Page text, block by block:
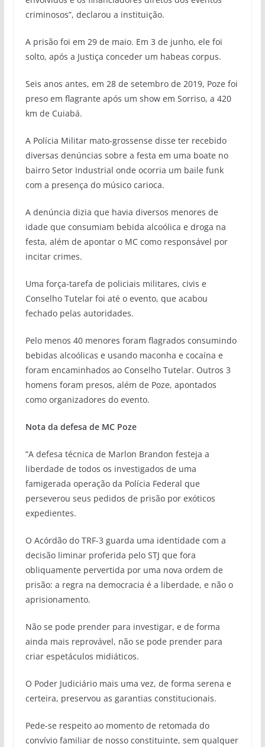
criminosos”, declarou a instituição.
A prisão foi em 29 de maio. Em 3 de junho, ele foi
solto, após a Justiça conceder um habeas corpus.
Seis anos antes, em 28 de setembro de 2019, Poze foi
preso em flagrante após um show em Sorriso, a 420
km de Cuiabá.
A Polícia Militar mato-grossense disse ter recebido
diversas denúncias sobre a festa em uma boate no
bairro Setor Industrial onde ocorria um baile funk
com a presença do músico carioca.
A denúncia dizia que havia diversos menores de
idade que consumiam bebida alcoólica e droga na
festa, além de apontar o MC como responsável por
incitar crimes.
Uma força-tarefa de policiais militares, civis e
Conselho Tutelar foi até o evento, que acabou
fechado pelas autoridades.
Pelo menos 40 menores foram flagrados consumindo
bebidas alcoólicas e usando maconha e cocaína e
foram encaminhados ao Conselho Tutelar. Outros 3
homens foram presos, além de Poze, apontados
como organizadores do evento.
Nota da defesa de MC Poze
“A defesa técnica de Marlon Brandon festeja a
liberdade de todos os investigados de uma
famigerada operação da Polícia Federal que
perseverou seus pedidos de prisão por exóticos
expedientes.
O Acórdão do TRF-3 guarda uma identidade com a
decisão liminar proferida pelo STJ que fora
obliquamente pervertida por uma nova ordem de
prisão: a regra na democracia é a liberdade, e não o
aprisionamento.
Não se pode prender para investigar, e de forma
ainda mais reprovável, não se pode prender para
criar espetáculos midiáticos.
O Poder Judiciário mais uma vez, de forma serena e
certeira, preservou as garantias constitucionais.
Pede-se respeito ao momento de retomada do
convívio familiar de nosso constituinte, sem qualquer